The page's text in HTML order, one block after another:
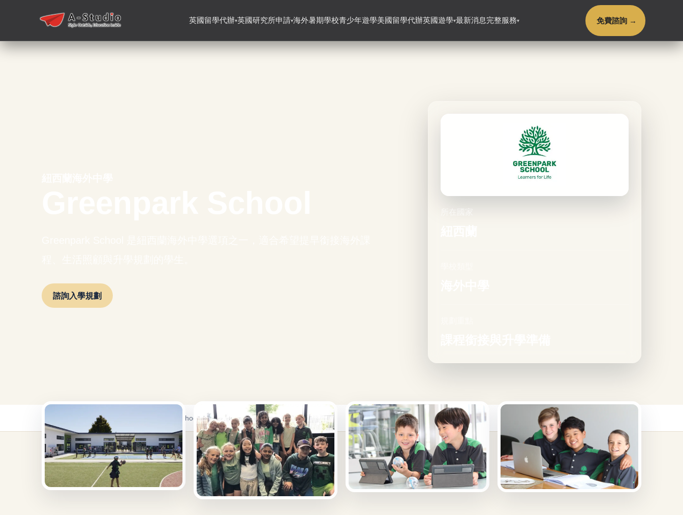
英國留學代辦▾英國研究所申請▾海外暑期學校青少年遊學美國留學代辦英國遊學▾最新消息完整服務▾ 免費諮詢 →
諮詢入學規劃
紐西蘭海外中學 Greenpark School